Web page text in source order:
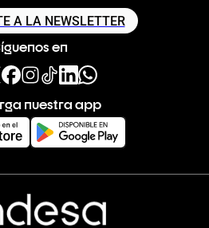
A LA NEWSLETTER
en
nuestra app